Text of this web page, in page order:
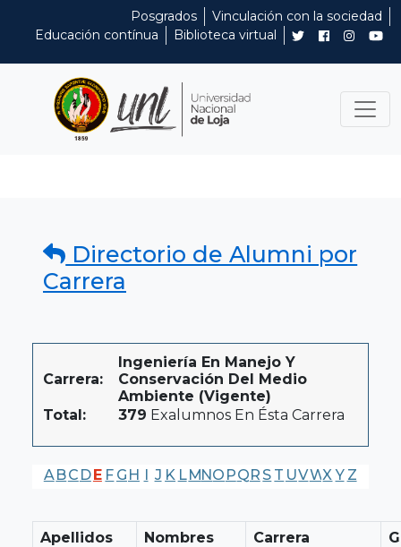
Posgrados
Vinculación con la sociedad
Educación contínua
Biblioteca virtual
Directorio de Alumni por
Carrera
Carrera:
Ingeniería En Manejo Y
Conservación Del Medio
Ambiente (Vigente)
Total:
379 Exalumnos En Ésta Carrera
A BC DE F G H I J K LMNO PQR S T UVWX Y Z
Apellidos Nombres Carrera